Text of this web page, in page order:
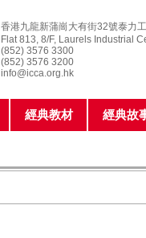
香港九龍新蒲崗大有街32號泰力
Flat 813, 8/F, Laurels Industrial
(852) 3576 3300
(852) 3576 3200
info@icca.org.hk
經典教材 經典故